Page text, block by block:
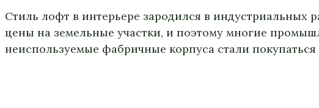
Стиль лофт в интерьере зародился в
цены на земельные участки, и поэтому многие
неиспользуемые фабричные корпуса стали